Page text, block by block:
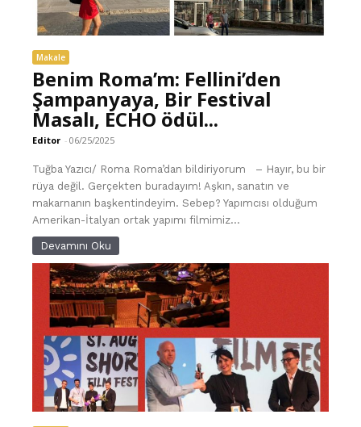
Makale
Benim Roma’m: Fellini’den
Şampanyaya, Bir Festival
Masalı, ECHO ödül...
Editor - 06/25/2025
Tuğba Yazıcı/ Roma Roma’dan bildiriyorum – Hayır, bu bir
rüya değil. Gerçekten buradayım! Aşkın, sanatın ve
makarnanın başkentindeyim. Sebep? Yapımcısı olduğum
Amerikan-İtalyan ortak yapımı filmimiz...
Devamını Oku